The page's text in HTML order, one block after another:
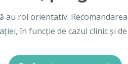
rol orientativ.
în funcție de cazul clinic și